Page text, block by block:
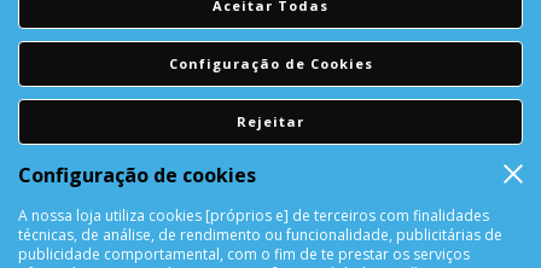
Consulte aqui a sua reparação
DEVOLUÇÕES
Devolução Garantida!
SUPORTE ONLINE
Aceitar Todas
Configuração de Cookies
Rejeitar
Configuração de cookies
A nossa loja utiliza cookies [próprios e] de terceiros com finalidades
técnicas, de análise, de rendimento ou funcionalidade, publicitárias de
publicidade comportamental, com o fim de te prestar os serviços